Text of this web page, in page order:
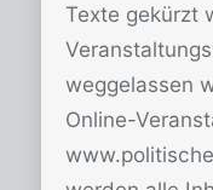
Texte gekürzt
weggelassen
Online-